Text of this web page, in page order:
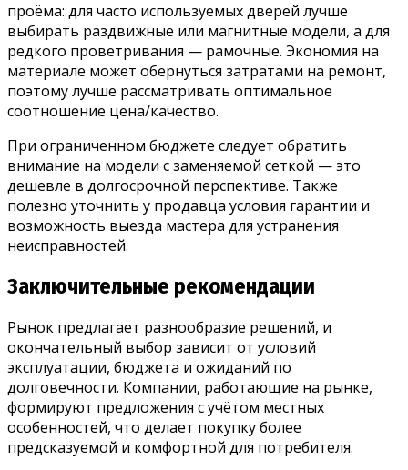
проёма: для часто используемых дверей лучше
выбирать раздвижные или магнитные модели, а для
редкого проветривания — рамочные. Экономия на
материале может обернуться затратами на ремонт,
поэтому лучше рассматривать оптимальное
соотношение цена/качество.
При ограниченном бюджете следует обратить
внимание на модели с заменяемой сеткой — это
дешевле в долгосрочной перспективе. Также
полезно уточнить у продавца условия гарантии и
возможность выезда мастера для устранения
неисправностей.
Заключительные рекомендации
Рынок предлагает разнообразие решений, и
окончательный выбор зависит от условий
эксплуатации, бюджета и ожиданий по
долговечности. Компании, работающие на рынке,
формируют предложения с учётом местных
особенностей, что делает покупку более
предсказуемой и комфортной для потребителя.